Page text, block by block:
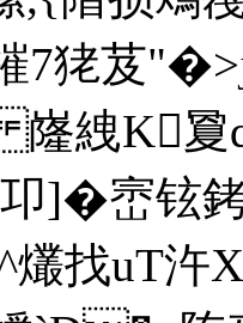
7狫芨"�>j
K夐q
崈铉
^爜找uT